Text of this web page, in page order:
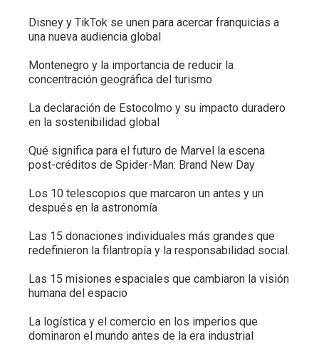
Disney y TikTok se unen para acercar franquicias a
una nueva audiencia global
Montenegro y la importancia de reducir la
concentración geográfica del turismo
La declaración de Estocolmo y su impacto duradero
en la sostenibilidad global
Qué significa para el futuro de Marvel la escena
post-créditos de Spider-Man: Brand New Day
Los 10 telescopios que marcaron un antes y un
después en la astronomía
Las 15 donaciones individuales más grandes que
redefinieron la filantropía y la responsabilidad social.
Las 15 misiones espaciales que cambiaron la visión
humana del espacio
La logística y el comercio en los imperios que
dominaron el mundo antes de la era industrial